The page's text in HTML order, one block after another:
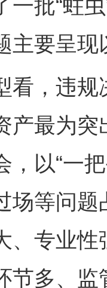
一批“蛀
主要呈现
，违规
产最为
，以“一
场等问
、专业
节多、